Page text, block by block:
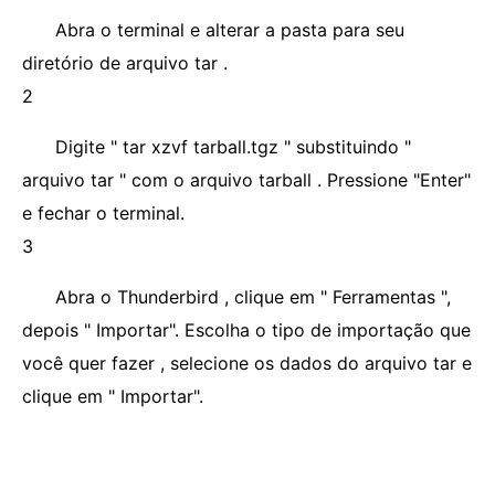
Abra o terminal e alterar a pasta para seu
diretório de arquivo tar .
2
Digite " tar xzvf tarball.tgz " substituindo "
arquivo tar " com o arquivo tarball . Pressione "Enter"
e fechar o terminal.
3
Abra o Thunderbird , clique em " Ferramentas ",
depois " Importar". Escolha o tipo de importação que
você quer fazer , selecione os dados do arquivo tar e
clique em " Importar".